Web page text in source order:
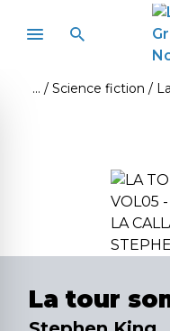
Science fiction
La tour